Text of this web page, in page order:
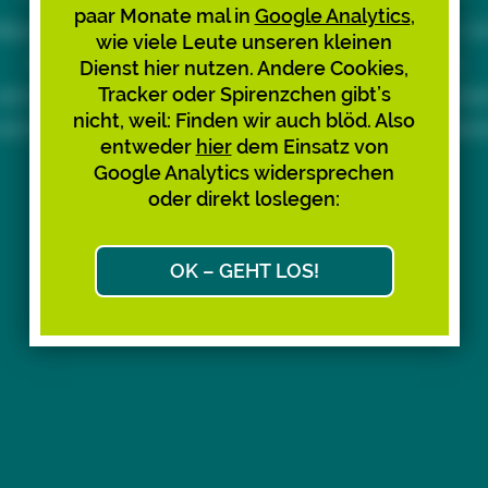
Short-URLs lassen sich nicht mehr erstellen. Um
Ärger und Verwirrung mit den bestehenden zu
empfehlen wir, diese nicht mehr zu nutzen
zu teilen. Bitte sagt’s auch den Leuten, über deren
Links Ihr gekommen seid. Danke!
Max & Max
Ok, weiter zum Link-Ziel
paar Monate mal in Google Analytics,
wie viele Leute unseren kleinen
Dienst hier nutzen. Andere Cookies,
Tracker oder Spirenzchen gibt’s
nicht, weil: Finden wir auch blöd. Also
entweder hierdem Einsatz von
Google Analytics widersprechen
oder direkt loslegen:
OK – GEHT LOS!